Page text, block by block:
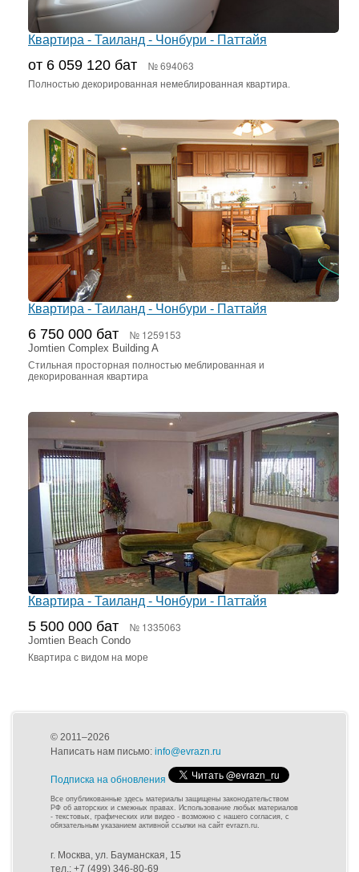
Квартира - Таиланд - Чонбури - Паттайя
от 6 059 120 бат № 694063
Полностью декорированная немеблированная квартира.
Квартира - Таиланд - Чонбури - Паттайя
6 750 000 бат № 1259153
Jomtien Complex Building A
Стильная просторная полностью меблированная и
декорированная квартира
Квартира - Таиланд - Чонбури - Паттайя
5 500 000 бат № 1335063
Jomtien Beach Condo
Квартира с видом на море
© 2011–2026
Написать нам письмо: info@evrazn.ru
Подписка на обновления
Все опубликованные здесь материалы защищены законодательством
РФ об авторских и смежных правах. Использование любых материалов
- текстовых, графических или видео - возможно с нашего согласия, с
обязательным указанием активной ссылки на сайт evrazn.ru.
г. Москва, ул. Бауманская, 15
тел.: +7 (499) 346-80-69